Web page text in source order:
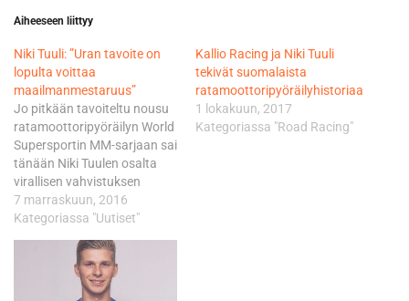
Aiheeseen liittyy
Niki Tuuli: ”Uran tavoite on
lopulta voittaa
maailmanmestaruus”
Jo pitkään tavoiteltu nousu
ratamoottoripyöräilyn World
Supersportin MM-sarjaan sai
tänään Niki Tuulen osalta
virallisen vahvistuksen
Italian EICMA-messuilla, kun
Tuuli, Kallio Racing ja
Yamaha Motor Europe
julkistivat sopimuksen
täydestä kilpailukaudesta
2017. Tuulen ajamat kolme
7 marraskuun, 2016
Kategoriassa "Uutiset"
Kallio Racing ja Niki Tuuli
tekivät suomalaista
ratamoottoripyöräilyhistoriaa
1 lokakuun, 2017
Kategoriassa "Road Racing"